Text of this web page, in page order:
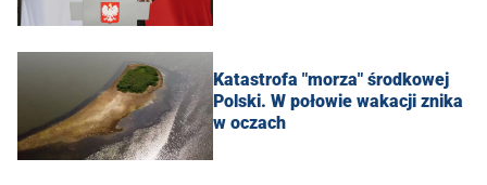
Katastrofa "morza" środkowej
Polski. W połowie wakacji znika
w oczach